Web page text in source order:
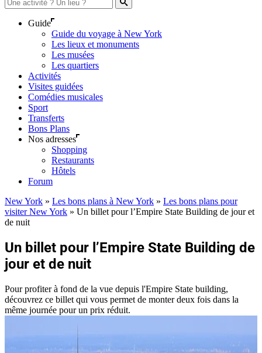
Guide
Guide du voyage à New York
Les lieux et monuments
Les musées
Les quartiers
Activités
Visites guidées
Comédies musicales
Sport
Transferts
Bons Plans
Nos adresses
Shopping
Restaurants
Hôtels
Forum
New York » Les bons plans à New York » Les bons plans pour
visiter New York » Un billet pour l’Empire State Building de jour et
de nuit
Un billet pour l’Empire State Building de
jour et de nuit
Pour profiter à fond de la vue depuis l'Empire State building,
découvrez ce billet qui vous permet de monter deux fois dans la
même journée pour un prix réduit.